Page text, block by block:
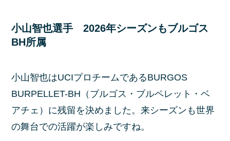
小山智也選手 2026年シーズンもブルゴス
BH所属
小山智也はUCIプロチームであるBURGOS
BURPELLET-BH（ブルゴス・ブルペレット・ベ
アチェ）に残留を決めました。来シーズンも世界
の舞台での活躍が楽しみですね。